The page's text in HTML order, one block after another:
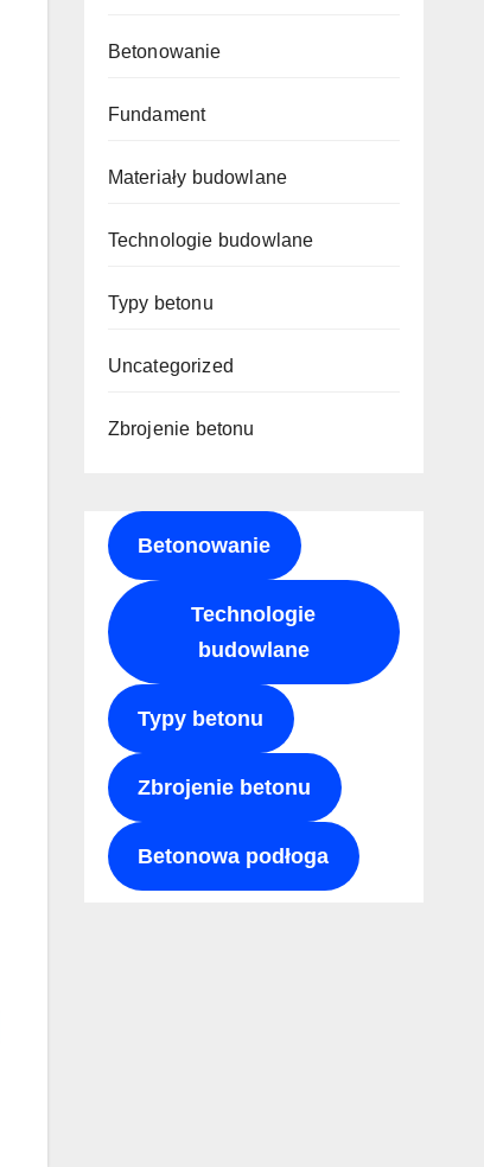
Betonowanie
Fundament
Materiały budowlane
Technologie budowlane
Typy betonu
Uncategorized
Zbrojenie betonu
Betonowanie
Technologie
budowlane
Typy betonu
Zbrojenie betonu
Betonowa podłoga